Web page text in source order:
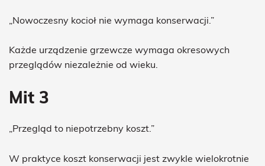
„Nowoczesny kocioł nie wymaga konserwacji.”
Każde urządzenie grzewcze wymaga okresowych
przeglądów niezależnie od wieku.
Mit 3
„Przegląd to niepotrzebny koszt.”
W praktyce koszt konserwacji jest zwykle wielokrotnie